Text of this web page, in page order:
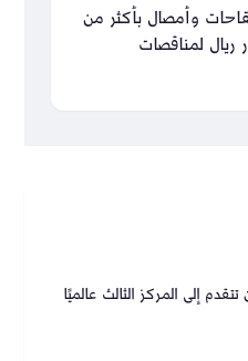
وأمصال بأكثر من
ريال لمناقصات
إلى المركز الثالث عالميًا